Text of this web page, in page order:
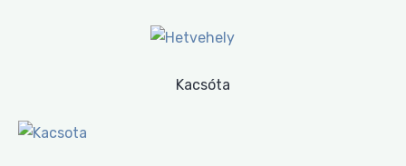
Kacsóta